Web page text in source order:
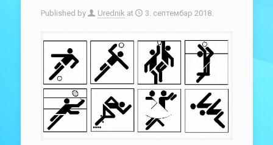
Published by Urednik at 3. септембар 2018.